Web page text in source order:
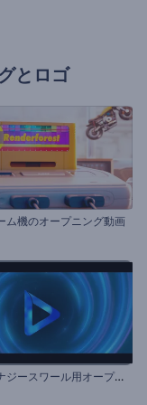
とロゴ
ム機のオープニング動画
ネ
オンエナジースワール用オープニング動画